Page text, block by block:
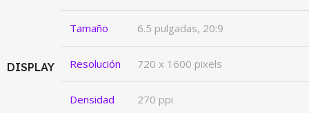
DISPLAY
Tamaño 6.5 pulgadas, 20:9
Resolución 720 x 1600 pixels
Densidad 270 ppi